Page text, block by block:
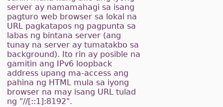
server ay namamahagi sa isang
pagturo web browser sa lokal na
URL pagkatapos ng pagpunta sa
labas ng bintana server (ang
tunay na server ay tumatakbo sa
background). Ito rin ay posible na
gamitin ang IPv6 loopback
address upang ma-access ang
pahina ng HTML mula sa iyong
browser na may isang URL tulad
ng "//[::1]:8192".